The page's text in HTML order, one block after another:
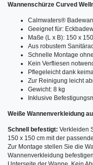
Wannenschürze Curved
Calmwaters®
Geeignet für:
Maße (L x B): 150 x
Aus robustem
Schnelle Montage
Kein Verfliesen
Pflegeleicht dank
Zur Reinigung leicht
Gewicht: 8 kg
Inklusive
Weiße Wannenverkleidung
Schnell befestigt: Verkleiden
150 x 150 cm mit der
Zur Montage stellen Sie die
Wannenverkleidung